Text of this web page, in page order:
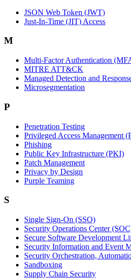
JSON Web Token (JWT)
Just-In-Time (JIT) Access
M
Multi-Factor Authentication
MITRE ATT&CK
Managed Detection and
Microsegmentation
P
Penetration Testing
Privileged Access Management
Phishing
Public Key Infrastructure (PKI)
Patch Management
Privacy by Design
Purple Teaming
S
Single Sign-On (SSO)
Security Operations Center
Secure Software Development
Security Information and Event
Security Orchestration,
Sandboxing
Supply Chain Security